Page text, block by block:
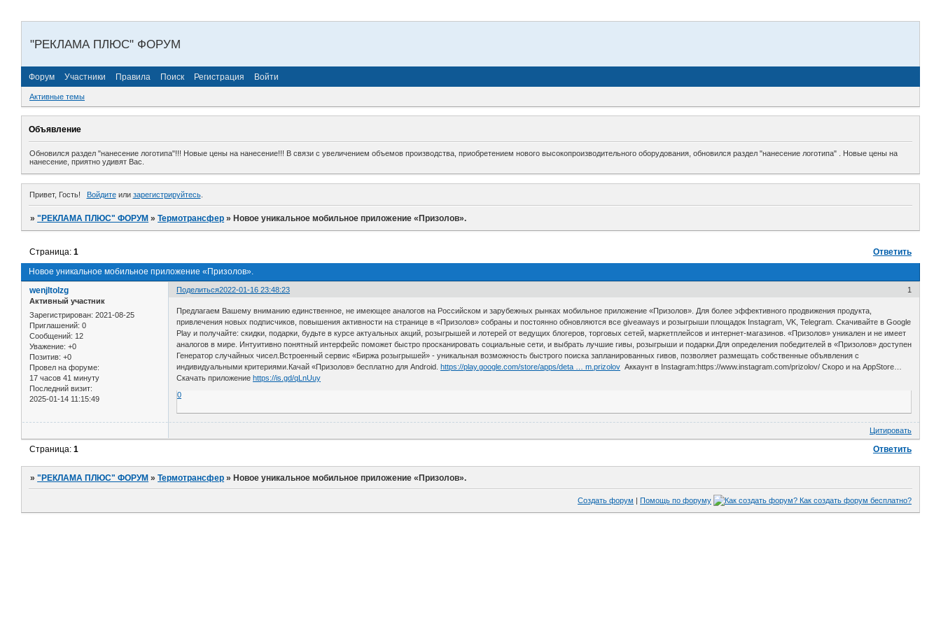
"РЕКЛАМА ПЛЮС" ФОРУМ
Форум Участники Правила Поиск Регистрация Войти
Активные темы
Объявление
Обновился раздел "нанесение логотипа"!!! Новые цены на нанесение!!! В связи с увеличением объемов производства, приобретением нового высокопроизводительного оборудования, обновился раздел "нанесение логотипа" . Новые цены на
нанесение, приятно удивят Вас.
Привет, Гость! Войдитеили зарегистрируйтесь.
»"РЕКЛАМА ПЛЮС" ФОРУМ »Термотрансфер » Новое уникальное мобильное приложение «Призолов».
Новое уникальное мобильное приложение «Призолов».
Страница:1 Ответить
Поделиться 1
2022-01-16 23:48:23
wenjltolzg
Активный участник
Зарегистрирован: 2021-08-25
Приглашений: 0
Сообщений: 12
Уважение: +0
Позитив: +0
Провел на форуме:
17 часов 41 минуту
Последний визит:
2025-01-14 11:15:49
Предлагаем Вашему вниманию единственное, не имеющее аналогов на Российском и зарубежных рынках мобильное приложение «Призолов». Для более эффективного продвижения продукта,
привлечения новых подписчиков, повышения активности на странице в «Призолов» собраны и постоянно обновляются все giveaways и розыгрыши площадок Instagram, VK, Telegram. Скачивайте в Google
Play и получайте: скидки, подарки, будьте в курсе актуальных акций, розыгрышей и лотерей от ведущих блогеров, торговых сетей, маркетплейсов и интернет-магазинов. «Призолов» уникален и не имеет
аналогов в мире. Интуитивно понятный интерфейс поможет быстро просканировать социальные сети, и выбрать лучшие гивы, розыгрыши и подарки.Для определения победителей в «Призолов» доступен
Генератор случайных чисел.Встроенный сервис «Биржа розыгрышей» - уникальная возможность быстрого поиска запланированных гивов, позволяет размещать собственные объявления с
индивидуальными критериями.Качай «Призолов» бесплатно для Android.https://play.google.com/store/apps/deta … m.prizolov Аккаунт в Instagram:https://www.instagram.com/prizolov/ Скоро и на AppStore…
Скачать приложениеhttps://is.gd/qLnUuy
0
Цитировать
Ответить
Страница:1
»"РЕКЛАМА ПЛЮС" ФОРУМ »Термотрансфер » Новое уникальное мобильное приложение «Призолов».
Создать форум | Помощь по форуму